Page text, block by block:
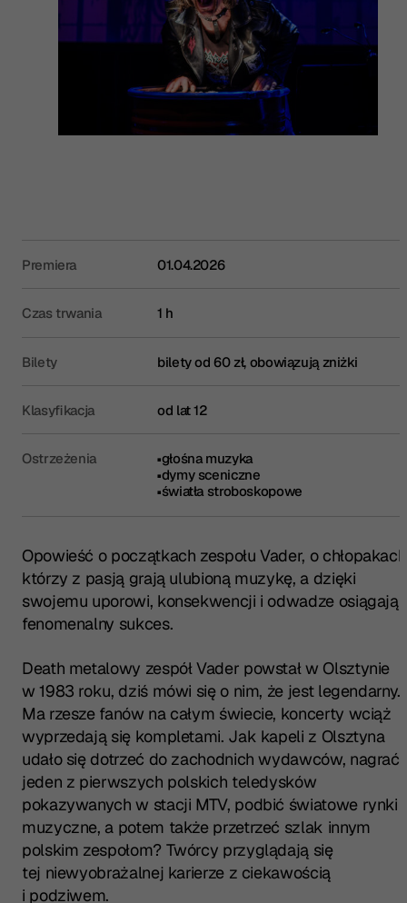
Opowieść o początkach zespołu Vader, o
którzy z pasją grają ulubioną muzykę, a dzięki
swojemu uporowi, konsekwencji i odwadze osiągają
fenomenalny sukces.
Death metalowy zespół Vader powstał w Olsztynie
w 1983 roku, dziś mówi się o nim, że jest legendarny.
Ma rzesze fanów na całym świecie, koncerty wciąż
wyprzedają się kompletami. Jak kapeli z Olsztyna
udało się dotrzeć do zachodnich wydawców, nagrać
jeden z pierwszych polskich teledysków
pokazywanych w stacji MTV, podbić światowe rynki
muzyczne, a potem także przetrzeć szlak innym
polskim zespołom? Twórcy przyglądają się
tej niewyobrażalnej karierze z ciekawością
i podziwem.
Premiera 01.04.2026
Czas trwania 1 h
Bilety bilety od 60 zł, obowiązują zniżki
Klasyfikacja od lat 12
Ostrzeżenia
głośna muzyka
dymy sceniczne
światła stroboskopowe